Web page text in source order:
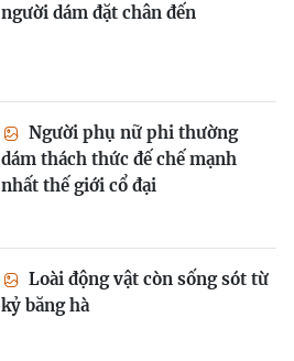
người dám đặt chân đến
Người phụ nữ phi thường
dám thách thức đế chế mạnh
nhất thế giới cổ đại
Loài động vật còn sống sót từ
kỷ băng hà